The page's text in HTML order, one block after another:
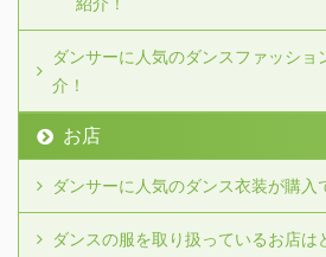
ダンサーに人気のダンスファッショ
介！
お店
ダンサーに人気のダンス衣装が購入
ダンスの服を取り扱っているお店は